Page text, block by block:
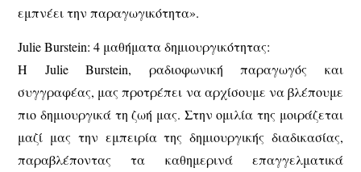
εμπνέει την παραγωγικότητα».
Julie Burstein: 4 μαθήματα δημιουργικότητας:
Η Julie Burstein, ραδιοφωνική παραγωγός και
συγγραφέας, μας προτρέπει να αρχίσουμε να βλέπουμε
πιο δημιουργικά τη ζωή μας. Στην ομιλία της μοιράζεται
μαζί μας την εμπειρία της δημιουργικής διαδικασίας,
παραβλέποντας τα καθημερινά επαγγελματικά